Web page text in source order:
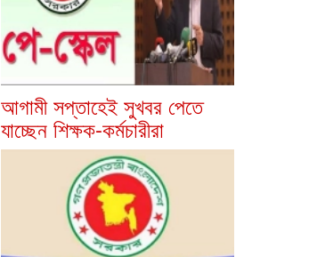
আগামী সপ্তাহেই সুখবর পেতে
যাচ্ছেন শিক্ষক-কর্মচারীরা